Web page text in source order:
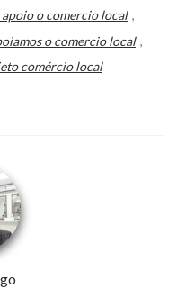
apoio o comercio local ,
o comercio local ,
comércio local